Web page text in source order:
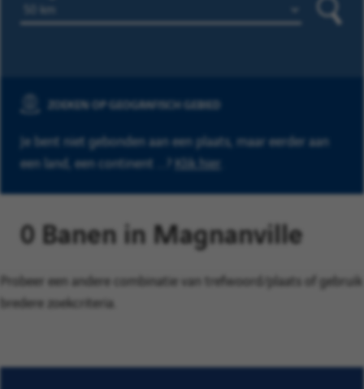
ZOEKEN OP GEOGRAFISCH GEBIED
Je bent niet gebonden aan een plaats, maar eerder aan
een land, een continent ...? Klik hier
0 Banen in Magnanville
Probeer een andere combinatie van trefwoord/plaats of gebruik
bredere zoekcriteria.